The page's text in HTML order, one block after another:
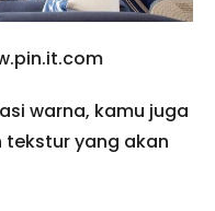
warna, kamu juga
tekstur yang akan